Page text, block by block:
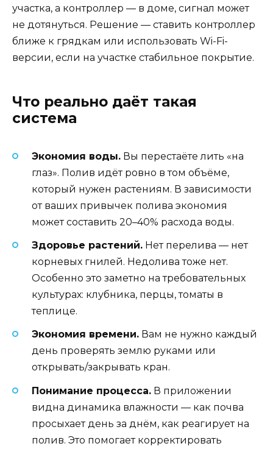
участка, а контроллер — в доме, сигнал может
не дотянуться. Решение — ставить контроллер
ближе к грядкам или использовать Wi-Fi-
версии, если на участке стабильное покрытие.
Что реально даёт такая
система
Экономия воды. Вы перестаёте лить «на
глаз». Полив идёт ровно в том объёме,
который нужен растениям. В зависимости
от ваших привычек полива экономия
может составить 20–40% расхода воды.
Здоровье растений. Нет перелива — нет
корневых гнилей. Недолива тоже нет.
Особенно это заметно на требовательных
культурах: клубника, перцы, томаты в
теплице.
Экономия времени. Вам не нужно каждый
день проверять землю руками или
открывать/закрывать кран.
Понимание процесса. В приложении
видна динамика влажности — как почва
просыхает день за днём, как реагирует на
полив. Это помогает корректировать